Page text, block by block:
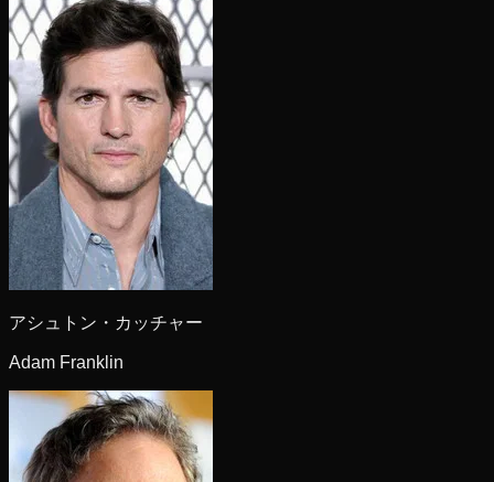
アシュトン・カッチャー
Adam Franklin